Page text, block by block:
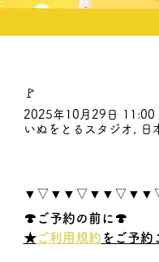
🚩
2025年10月29日 11:00
いぬをとるスタジオ,
🍄ご予約の前に🍄
★ご利用規約 をご予約